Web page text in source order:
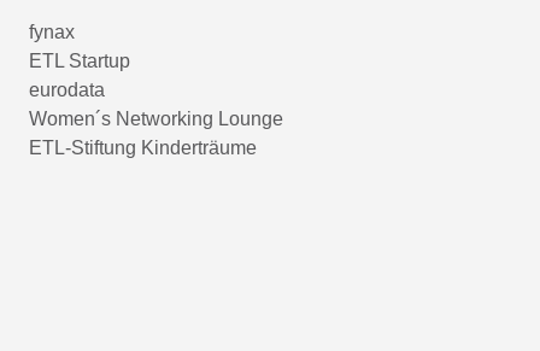
fynax
ETL Startup
eurodata
Women´s Networking Lounge
ETL-Stiftung Kinderträume